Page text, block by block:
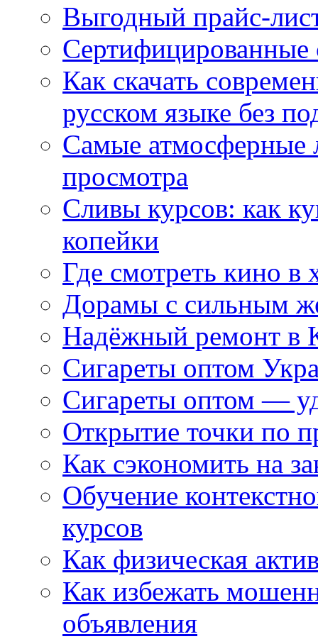
Выгодный прайс-
Как скачать
русском языке без
Самые атмосферные
просмотра
Сливы курсов: как
копейки
Где смотреть кино в
Дорамы с сильным
Надёжный ремонт в
Сигареты оптом
Сигареты оптом —
Открытие точки по
Как сэкономить на
Обучение
курсов
Как физическая
Как избежать
объявления